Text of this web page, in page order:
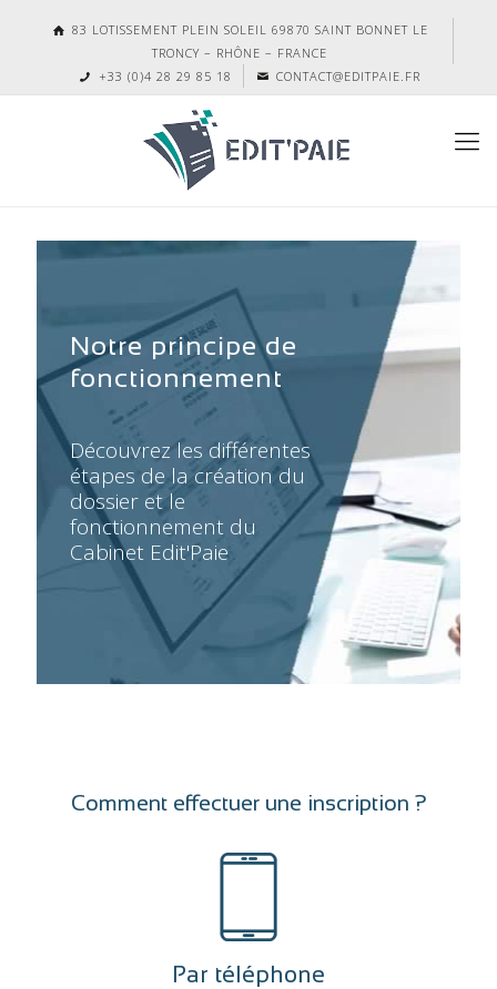
83 LOTISSEMENT PLEIN SOLEIL 69870 SAINT BONNET LE
TRONCY – RHÔNE – FRANCE
+33 (0)4 28 29 85 18
CONTACT@EDITPAIE.FR
Notre principe de
fonctionnement
Découvrez les différentes
étapes de la création du
dossier et le
fonctionnement du
Cabinet Edit'Paie
Comment effectuer une inscription ?
Par téléphone